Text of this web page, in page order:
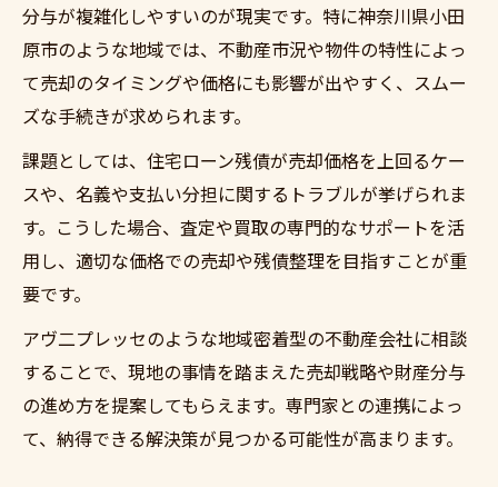
分与が複雑化しやすいのが現実です。特に神奈川県小田
原市のような地域では、不動産市況や物件の特性によっ
て売却のタイミングや価格にも影響が出やすく、スムー
ズな手続きが求められます。
課題としては、住宅ローン残債が売却価格を上回るケー
スや、名義や支払い分担に関するトラブルが挙げられま
す。こうした場合、査定や買取の専門的なサポートを活
用し、適切な価格での売却や残債整理を目指すことが重
要です。
アヴ二プレッセのような地域密着型の不動産会社に相談
することで、現地の事情を踏まえた売却戦略や財産分与
の進め方を提案してもらえます。専門家との連携によっ
て、納得できる解決策が見つかる可能性が高まります。